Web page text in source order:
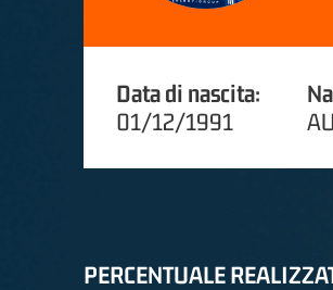
Data di nascita:
01/12/1991
PERCENTUALE